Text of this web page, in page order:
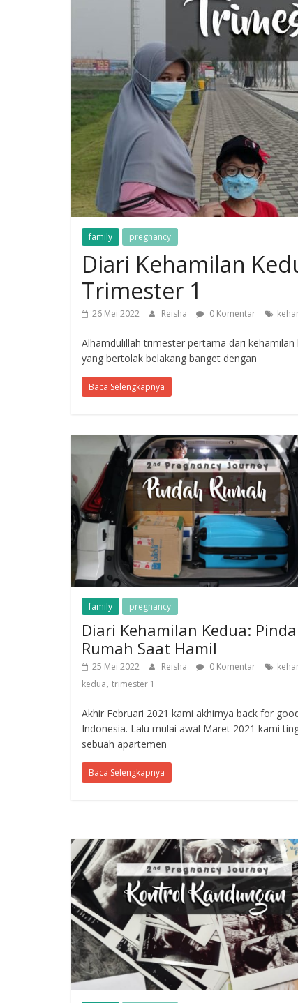
family pregnancy
Diari Kehamilan
Trimester 1
26 Mei 2022 Reisha 0 Komentar
Alhamdulillah trimester pertama dari
yang bertolak belakang banget dengan
Baca Selengkapnya
family pregnancy
Diari Kehamilan Kedua:
Rumah Saat Hamil
25 Mei 2022 Reisha 0 Komentar
kedua, trimester 1
Akhir Februari 2021 kami akhirnya back for
Indonesia. Lalu mulai awal Maret 2021 kami
sebuah apartemen
Baca Selengkapnya